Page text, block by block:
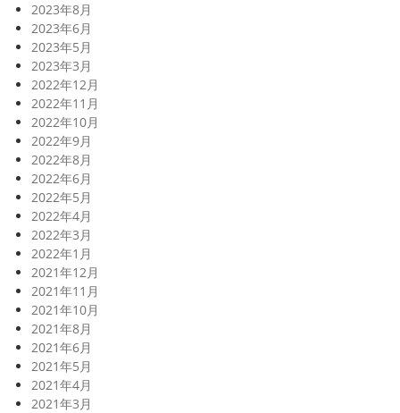
2023年8月
2023年6月
2023年5月
2023年3月
2022年12月
2022年11月
2022年10月
2022年9月
2022年8月
2022年6月
2022年5月
2022年4月
2022年3月
2022年1月
2021年12月
2021年11月
2021年10月
2021年8月
2021年6月
2021年5月
2021年4月
2021年3月